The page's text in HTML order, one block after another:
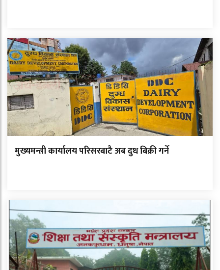
मुख्यमन्त्री कार्यालय परिसरबाटै अब दुध बिक्री गर्ने